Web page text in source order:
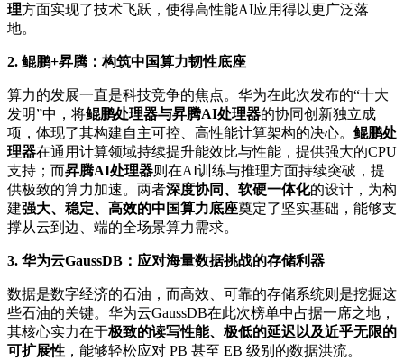
理方面实现了技术飞跃，使得高性能AI应用得以更广泛落
地。
2. 鲲鹏+昇腾：构筑中国算力韧性底座
算力的发展一直是科技竞争的焦点。华为在此次发布的“十大
发明”中，将鲲鹏处理器与昇腾AI处理器的协同创新独立成
项，体现了其构建自主可控、高性能计算架构的决心。 鲲鹏处
理器在通用计算领域持续提升能效比与性能，提供强大的CPU
支持；而昇腾AI处理器则在AI训练与推理方面持续突破，提
供极致的算力加速。两者深度协同、软硬一体化的设计，为构
建强大、稳定、高效的中国算力底座奠定了坚实基础，能够支
撑从云到边、端的全场景算力需求。
3. 华为云GaussDB：应对海量数据挑战的存储利器
数据是数字经济的石油，而高效、可靠的存储系统则是挖掘这
些石油的关键。华为云GaussDB在此次榜单中占据一席之地，
其核心实力在于极致的读写性能、极低的延迟以及近乎无限的
可扩展性 ，能够轻松应对 PB 甚至 EB 级别的数据洪流。